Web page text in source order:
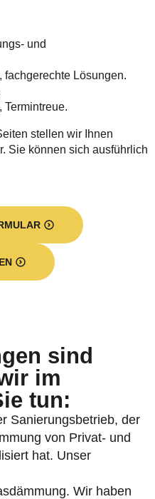
und
fachgerechte Lösungen.
Termintreue.
stellen wir Ihnen
Sie können sich ausführlich
sind
im
tun:
Sanierungsbetrieb, der
von Privat- und
hat. Unser
Wir haben